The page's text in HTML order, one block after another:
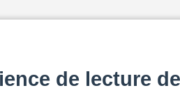
de lecture